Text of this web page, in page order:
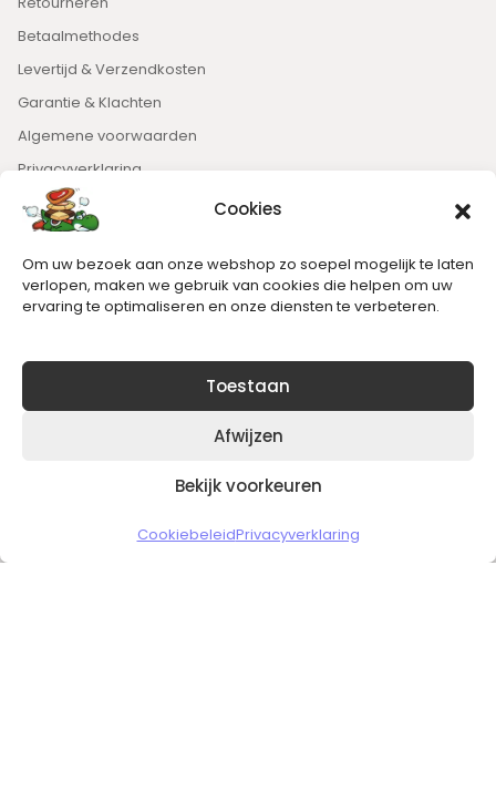
Cookies
Om uw bezoek aan onze webshop zo soepel mogelijk te laten
verlopen, maken we gebruik van cookies die helpen om uw
ervaring te optimaliseren en onze diensten te verbeteren.
Toestaan
Afwijzen
Bekijk voorkeuren
CookiebeleidPrivacyverklaring
Betaalmethodes
Levertijd & Verzendkosten
Garantie & Klachten
Algemene voorwaarden
Privacyverklaring
Nieuwsbrief
Blijft op de hoogte van het laatste nieuws.